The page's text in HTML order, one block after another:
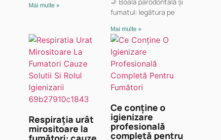
Mai multe »
fumatul: legătura pe
Mai multe »
Respirația urât
mirositoare la
Ce conține o
igienizare
profesională
completă pentru